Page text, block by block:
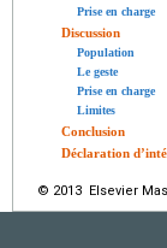
Prise en charge
Discussion
Population
Le geste
Prise en charge
Limites
Conclusion
Déclaration
© 2013 Elsevier